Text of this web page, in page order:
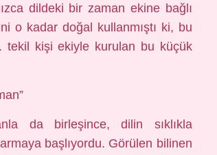
dildeki bir zaman ekine bağlı
o kadar doğal kullanmıştı ki, bu
tekil kişi ekiyle kurulan bu küçük
da birleşince, dilin sıklıkla
başlıyordu. Görülen bilinen